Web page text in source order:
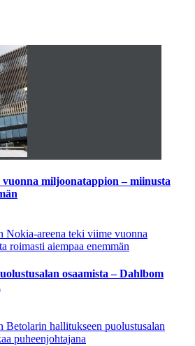
miljoonatappion – miinusta
Nokia-areena teki viime vuonna
roimasti aiempaa enemmän
osaamista – Dahlbom
Betolarin hallitukseen puolustusalan
puheenjohtajana